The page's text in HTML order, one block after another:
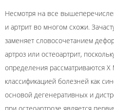
Несмотря на все
и артрит во многом схожи.
заменяет словосочетанием
артроз или остеоартрит,
определения рассматриваются
классификацией болезней как
основой дегенеративных и
при остеоартрозе является